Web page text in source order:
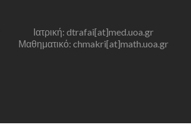
Ιατρική: dtrafai[at]med.uoa.gr
Μαθηματικό: chmakri[at]math.uoa.gr